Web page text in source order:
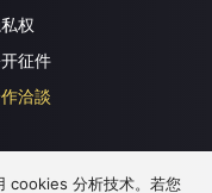
权
征件
洽談
cookies 分析技术。若您